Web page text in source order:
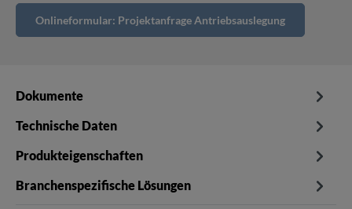
Onlineformular: Projektanfrage Antriebsauslegung
Dokumente
Technische Daten
Produkteigenschaften
Branchenspezifische Lösungen